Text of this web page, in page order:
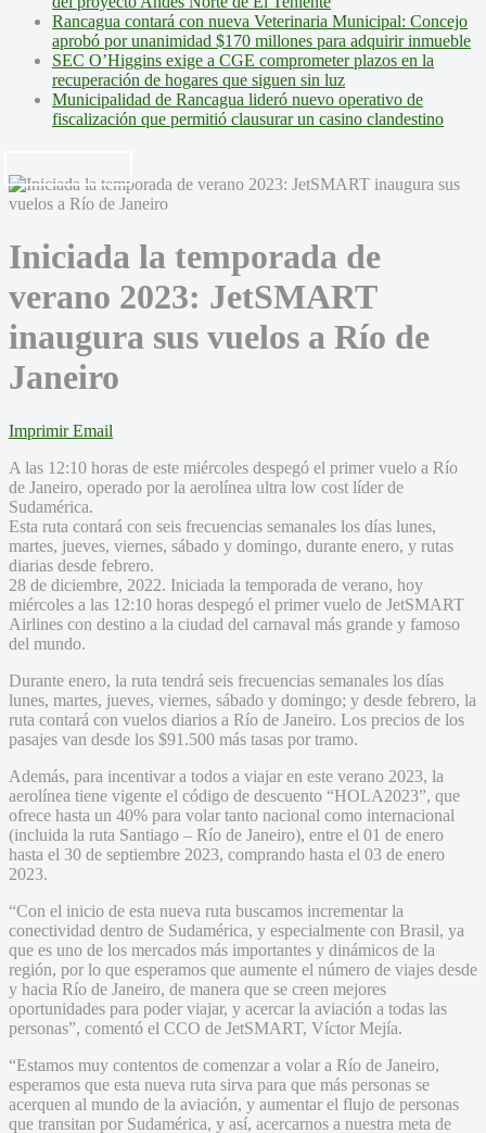
Rancagua contará con nueva Veterinaria Municipal: Concejo
aprobó por unanimidad $170 millones para adquirir inmueble
SEC O’Higgins exige a CGE comprometer plazos en la
recuperación de hogares que siguen sin luz
Municipalidad de Rancagua lideró nuevo operativo de
fiscalización que permitió clausurar un casino clandestino
Iniciada la temporada de
verano 2023: JetSMART
inaugura sus vuelos a Río de
Janeiro
Imprimir Email
A las 12:10 horas de este miércoles despegó el primer vuelo a Río
de Janeiro, operado por la aerolínea ultra low cost líder de
Sudamérica.
Esta ruta contará con seis frecuencias semanales los días lunes,
martes, jueves, viernes, sábado y domingo, durante enero, y rutas
diarias desde febrero.
28 de diciembre, 2022. Iniciada la temporada de verano, hoy
miércoles a las 12:10 horas despegó el primer vuelo de JetSMART
Airlines con destino a la ciudad del carnaval más grande y famoso
del mundo.
Durante enero, la ruta tendrá seis frecuencias semanales los días
lunes, martes, jueves, viernes, sábado y domingo; y desde febrero, la
ruta contará con vuelos diarios a Río de Janeiro. Los precios de los
pasajes van desde los $91.500 más tasas por tramo.
Además, para incentivar a todos a viajar en este verano 2023, la
aerolínea tiene vigente el código de descuento “HOLA2023”, que
ofrece hasta un 40% para volar tanto nacional como internacional
(incluida la ruta Santiago – Río de Janeiro), entre el 01 de enero
hasta el 30 de septiembre 2023, comprando hasta el 03 de enero
2023.
“Con el inicio de esta nueva ruta buscamos incrementar la
conectividad dentro de Sudamérica, y especialmente con Brasil, ya
que es uno de los mercados más importantes y dinámicos de la
región, por lo que esperamos que aumente el número de viajes desde
y hacia Río de Janeiro, de manera que se creen mejores
oportunidades para poder viajar, y acercar la aviación a todas las
personas”, comentó el CCO de JetSMART, Víctor Mejía.
“Estamos muy contentos de comenzar a volar a Río de Janeiro,
esperamos que esta nueva ruta sirva para que más personas se
acerquen al mundo de la aviación, y aumentar el flujo de personas
que transitan por Sudamérica, y así, acercarnos a nuestra meta de